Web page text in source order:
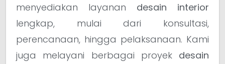
menyediakan layanan desain interior
lengkap, mulai dari konsultasi,
perencanaan, hingga pelaksanaan. Kami
juga melayani berbagai proyek desain